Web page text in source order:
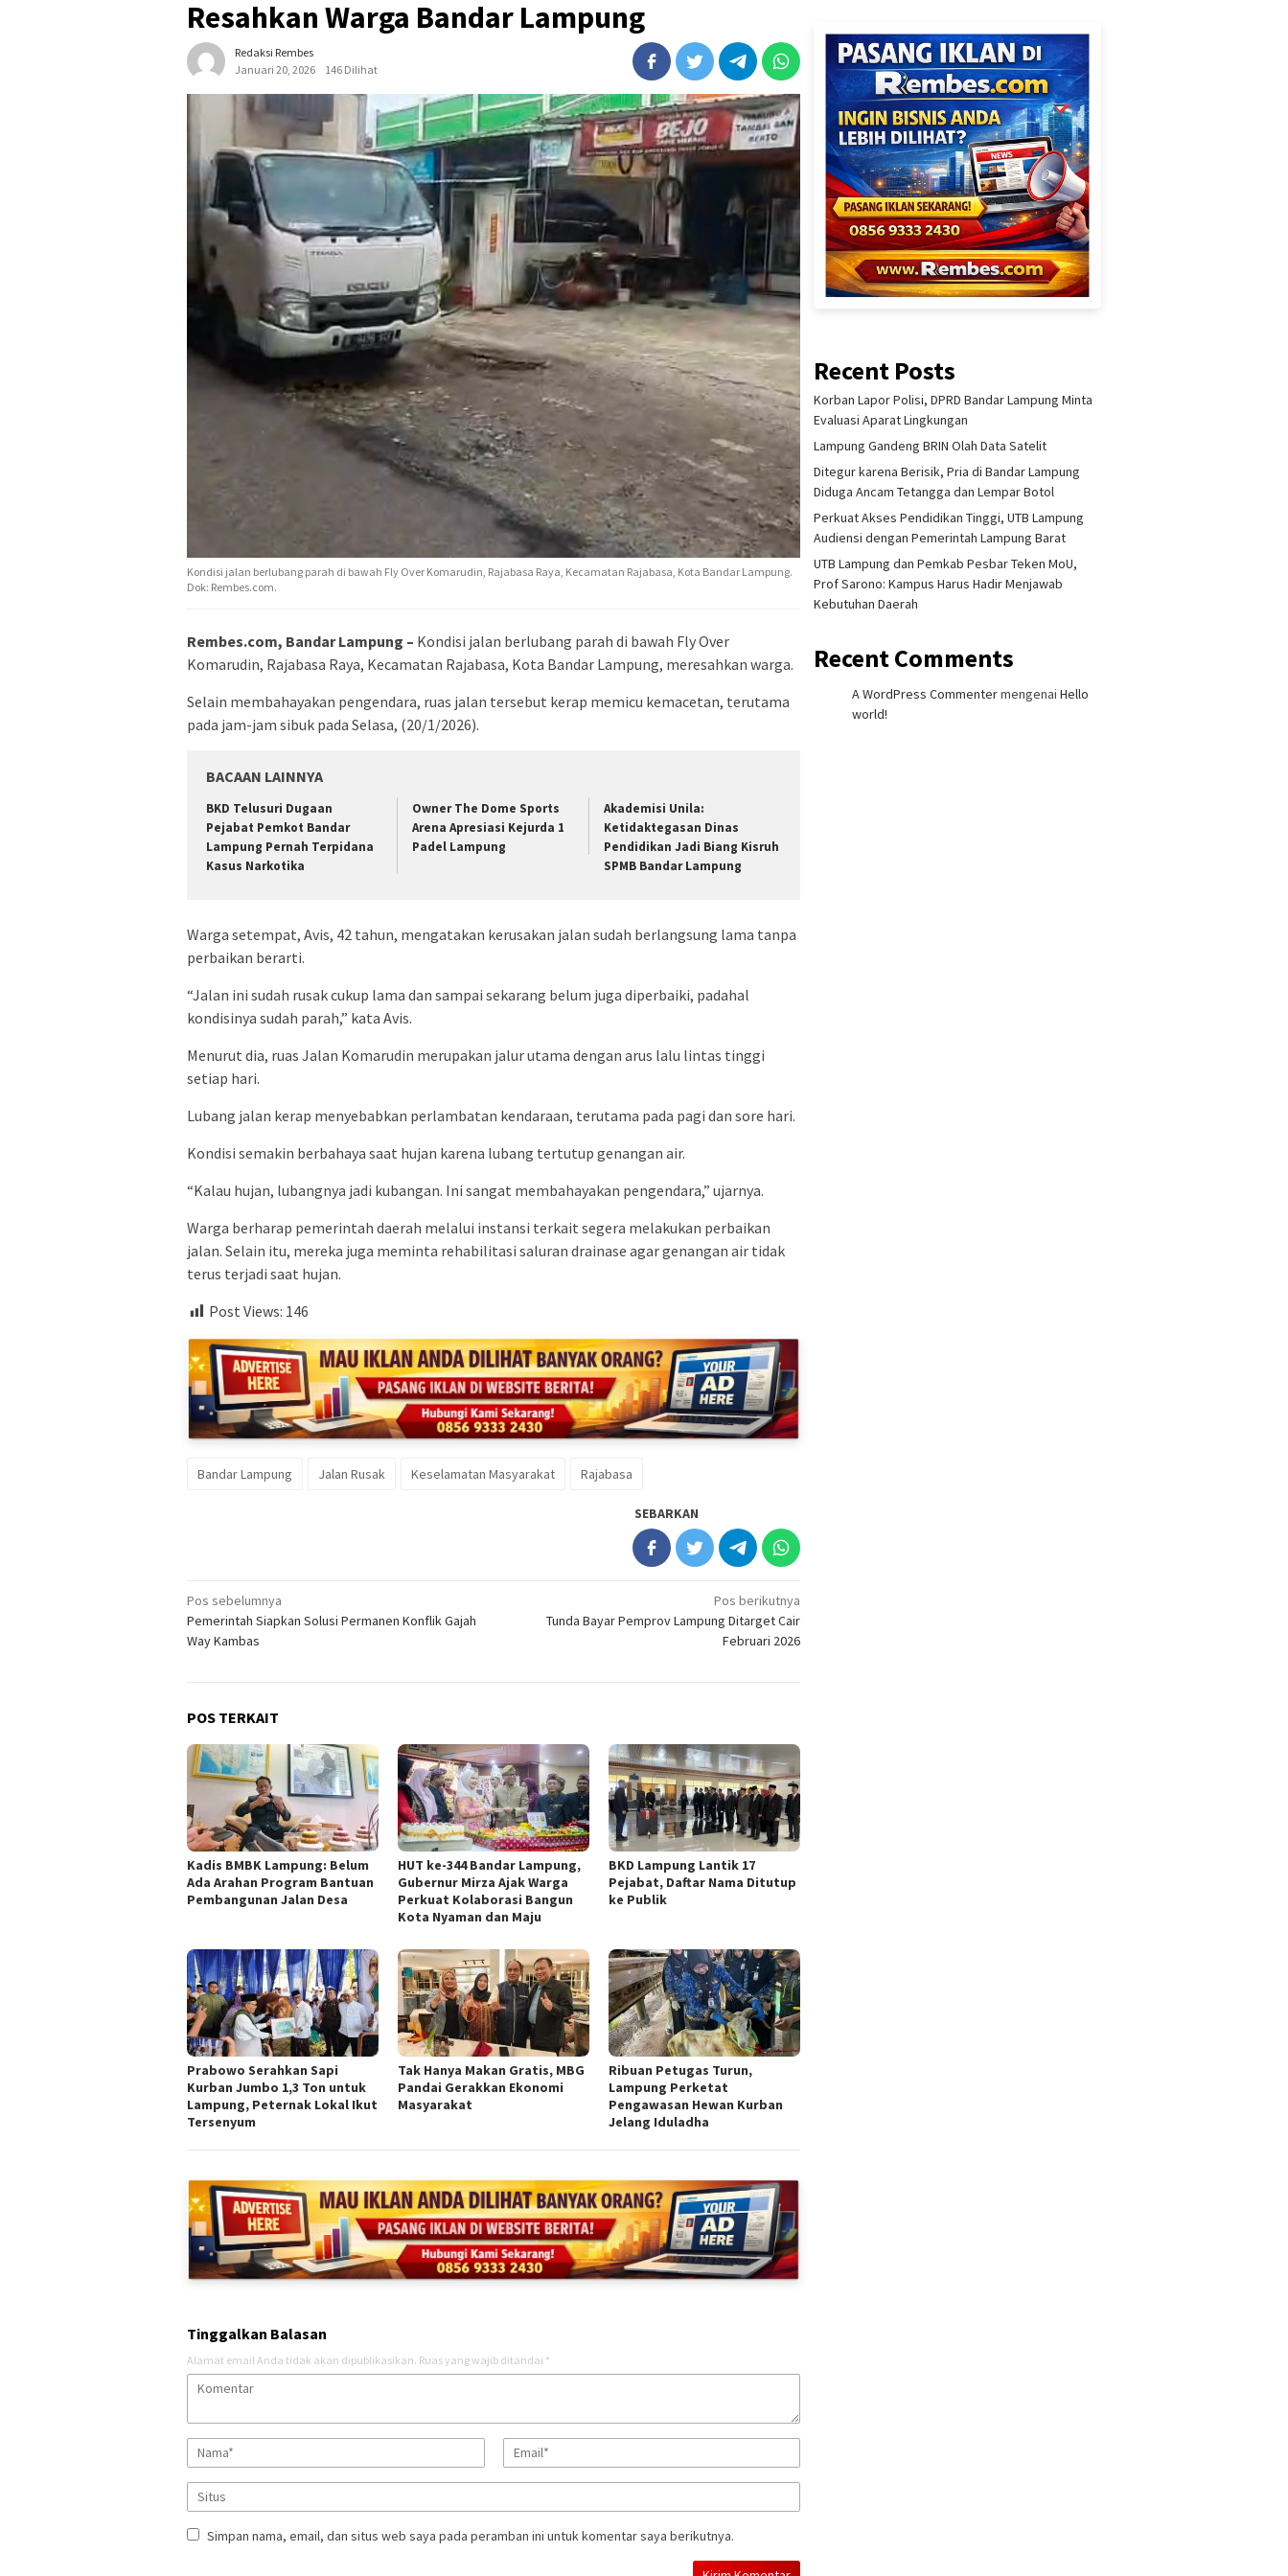
Resahkan Warga Bandar Lampung
Redaksi Rembes
Januari 20, 2026
146 Dilihat
Kondisi jalan berlubang parah di bawah Fly Over Komarudin, Rajabasa Raya, Kecamatan Rajabasa, Kota Bandar Lampung.
Dok: Rembes.com.
Rembes.com, Bandar Lampung – Kondisi jalan berlubang parah di bawah Fly Over
Komarudin, Rajabasa Raya, Kecamatan Rajabasa, Kota Bandar Lampung, meresahkan warga.
Selain membahayakan pengendara, ruas jalan tersebut kerap memicu kemacetan, terutama
pada jam-jam sibuk pada Selasa, (20/1/2026).
BACAAN LAINNYA
BKD Telusuri Dugaan
Pejabat Pemkot Bandar
Lampung Pernah Terpidana
Kasus Narkotika
Owner The Dome Sports
Arena Apresiasi Kejurda 1
Padel Lampung
Akademisi Unila:
Ketidaktegasan Dinas
Pendidikan Jadi Biang Kisruh
SPMB Bandar Lampung
Warga setempat, Avis, 42 tahun, mengatakan kerusakan jalan sudah berlangsung lama tanpa
perbaikan berarti.
“Jalan ini sudah rusak cukup lama dan sampai sekarang belum juga diperbaiki, padahal
kondisinya sudah parah,” kata Avis.
Menurut dia, ruas Jalan Komarudin merupakan jalur utama dengan arus lalu lintas tinggi
setiap hari.
Lubang jalan kerap menyebabkan perlambatan kendaraan, terutama pada pagi dan sore hari.
Kondisi semakin berbahaya saat hujan karena lubang tertutup genangan air.
“Kalau hujan, lubangnya jadi kubangan. Ini sangat membahayakan pengendara,” ujarnya.
Warga berharap pemerintah daerah melalui instansi terkait segera melakukan perbaikan
jalan. Selain itu, mereka juga meminta rehabilitasi saluran drainase agar genangan air tidak
terus terjadi saat hujan.
Post Views: 146
Bandar Lampung Jalan Rusak Keselamatan Masyarakat Rajabasa
SEBARKAN
Navigasi
pos
Pos sebelumnya
Pemerintah Siapkan Solusi Permanen Konflik Gajah
Way Kambas
Pos berikutnya
Tunda Bayar Pemprov Lampung Ditarget Cair
Februari 2026
POS TERKAIT
Kadis BMBK Lampung: Belum
Ada Arahan Program Bantuan
Pembangunan Jalan Desa
HUT ke-344 Bandar Lampung,
Gubernur Mirza Ajak Warga
Perkuat Kolaborasi Bangun
Kota Nyaman dan Maju
BKD Lampung Lantik 17
Pejabat, Daftar Nama Ditutup
ke Publik
Prabowo Serahkan Sapi
Kurban Jumbo 1,3 Ton untuk
Lampung, Peternak Lokal Ikut
Tersenyum
Tak Hanya Makan Gratis, MBG
Pandai Gerakkan Ekonomi
Masyarakat
Ribuan Petugas Turun,
Lampung Perketat
Pengawasan Hewan Kurban
Jelang Iduladha
Tinggalkan Balasan
Alamat email Anda tidak akan dipublikasikan. Ruas yang wajib ditandai *
Simpan nama, email, dan situs web saya pada peramban ini untuk komentar saya berikutnya.
Recent Posts
Korban Lapor Polisi, DPRD Bandar Lampung Minta
Evaluasi Aparat Lingkungan
Lampung Gandeng BRIN Olah Data Satelit
Ditegur karena Berisik, Pria di Bandar Lampung
Diduga Ancam Tetangga dan Lempar Botol
Perkuat Akses Pendidikan Tinggi, UTB Lampung
Audiensi dengan Pemerintah Lampung Barat
UTB Lampung dan Pemkab Pesbar Teken MoU,
Prof Sarono: Kampus Harus Hadir Menjawab
Kebutuhan Daerah
Recent Comments
A WordPress CommentermengenaiHello
world!